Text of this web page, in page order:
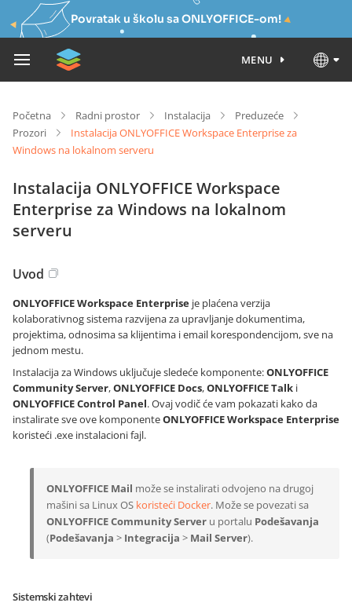
Povratak u školu sa ONLYOFFICE-om!
MENU
Početna Radni prostor Instalacija
Preduzeće
Prozori
Instalacija ONLYOFFICE Workspace Enterprise za
Windows na lokalnom serveru
Instalacija ONLYOFFICE Workspace
Enterprise za Windows na lokalnom
serveru
Uvod
ONLYOFFICE Workspace Enterprise je plaćena verzija
kolaborativnog sistema razvijena za upravljanje dokumentima,
projektima, odnosima sa klijentima i email korespondencijom, sve na
jednom mestu.
Instalacija za Windows uključuje sledeće komponente:ONLYOFFICE
Community Server,ONLYOFFICE Docs,ONLYOFFICE Talk i
ONLYOFFICE Control Panel. Ovaj vodič će vam pokazati kako da
instalirate sve ove komponenteONLYOFFICE Workspace Enterprise
koristeći .exe instalacioni fajl.
ONLYOFFICE Mail može se instalirati odvojeno na drugoj
mašini sa Linux OS koristeći Docker. Može se povezati sa
ONLYOFFICE Community Server u portalu Podešavanja
(Podešavanja > Integracija > Mail Server).
Sistemski zahtevi